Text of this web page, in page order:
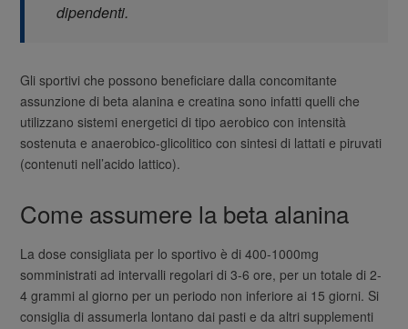
dipendenti.
Gli sportivi che possono beneficiare dalla concomitante
assunzione di beta alanina e creatina sono infatti quelli che
utilizzano sistemi energetici di tipo aerobico con intensità
sostenuta e anaerobico-glicolitico con sintesi di lattati e piruvati
(contenuti nell’acido lattico).
Come assumere la beta alanina
La dose consigliata per lo sportivo è di 400-1000mg
somministrati ad intervalli regolari di 3-6 ore, per un totale di 2-
4 grammi al giorno per un periodo non inferiore ai 15 giorni. Si
consiglia di assumerla lontano dai pasti e da altri supplementi